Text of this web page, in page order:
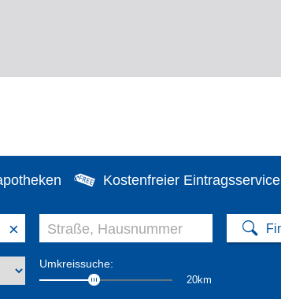
Kostenfreier Eintragsservice
×
Umkreissuche:
20km